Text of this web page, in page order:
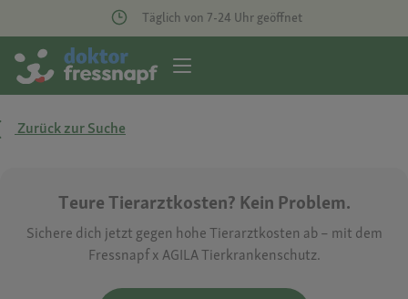
Täglich von 7-24 Uhr geöffnet
Zurück zur Suche
Teure Tierarztkosten? Kein Problem.
Sichere dich jetzt gegen hohe Tierarztkosten ab – mit dem
Fressnapf x AGILA Tierkrankenschutz.